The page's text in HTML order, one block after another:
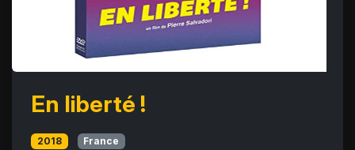
En liberté !
2018 France